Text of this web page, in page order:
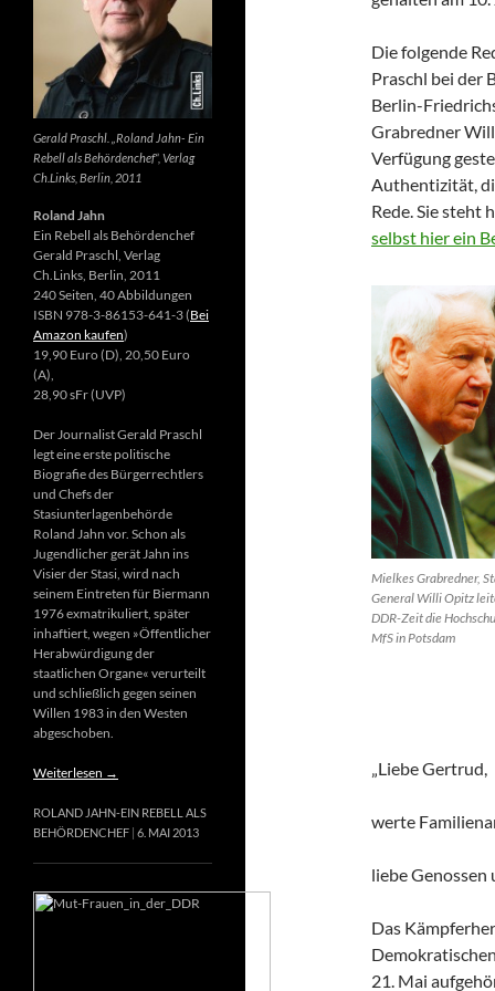
Die folgende
Praschl bei der
Berlin-
Grabredner
Verfügung
Authentizität,
Rede. Sie steht
selbst hier ein
Mielkes Grabredner,
General Willi Opitz
DDR-Zeit die
MfS in Potsdam
„Liebe Gertrud,
werte
liebe Genossen
Das
21. Mai
Gerald Praschl. „Roland Jahn- Ein
Rebell als Behördenchef“, Verlag
Ch.Links, Berlin, 2011
Roland Jahn
Ein Rebell als Behördenchef
Gerald Praschl, Verlag
Ch.Links, Berlin, 2011
240 Seiten, 40 Abbildungen
ISBN 978-3-86153-641-3 (Bei
Amazon kaufen)
19,90 Euro (D), 20,50 Euro
(A),
28,90 sFr (UVP)
Der Journalist Gerald Praschl
legt eine erste politische
Biografie des Bürgerrechtlers
und Chefs der
Stasiunterlagenbehörde
Roland Jahn vor. Schon als
Jugendlicher gerät Jahn ins
Visier der Stasi, wird nach
seinem Eintreten für Biermann
1976 exmatrikuliert, später
inhaftiert, wegen »Öffentlicher
Herabwürdigung der
staatlichen Organe« verurteilt
und schließlich gegen seinen
Willen 1983 in den Westen
abgeschoben.
Weiterlesen →
ROLAND JAHN-EIN REBELL ALS
BEHÖRDENCHEF 6. MAI 2013